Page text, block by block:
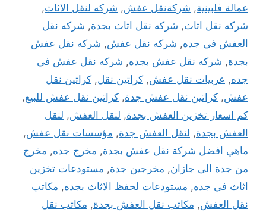
عمالة فلبينية, شركةنقل عفش, شركه لنقل الاثاث,
شركه نقل اثاث, شركه نقل اثاث بجدة, شركه نقل
العفش في جده, شركه نقل عفش, شركه نقل عفش
بجدة, شركه نقل عفش بجده, شركه نقل عفش في
جده, عربيات نقل عفش, كراتين نقل, كراتين نقل
عفش, كراتين نقل عفش جدة, كراتين نقل عفش للبيع,
كم اسعار تخزين العفش بجدة, لنقل العفش, لنقل
العفش بجدة, لنقل العفش جدة, مؤسسات نقل عفش,
ماهي افضل شركة نقل عفش بجدة, مخرج جده, مخرج
من جدة الى جازان, مخرجين جدة, مستودعات تخزين
اثاث في جده, مستودعات لحفظ الاثاث بجده, مكاتب
نقل العفش, مكاتب نقل العفش بجدة, مكاتب نقل